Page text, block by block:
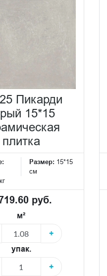
Пикарди
15*15
плитка
Размер: 15*15
см
руб.
м²
+
упак.
+